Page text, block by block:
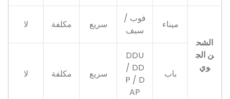
الشح
ن الج
وي
ميناء
فوب /
سيف
سريع مكلفة لا
باب
DDU
/ DD
P / D
AP
سريع مكلفة لا